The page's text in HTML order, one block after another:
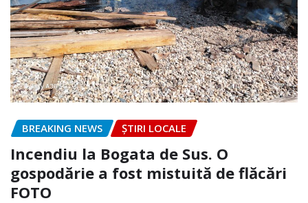
BREAKING NEWS ȘTIRI LOCALE
Incendiu la Bogata de Sus. O
gospodărie a fost mistuită de flăcări
FOTO